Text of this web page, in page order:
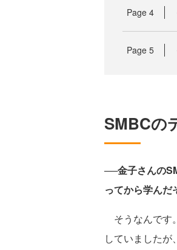
Page 4
Page 5
SMBCの
──金子さんの
ってから学んだ
そうなんです
していました